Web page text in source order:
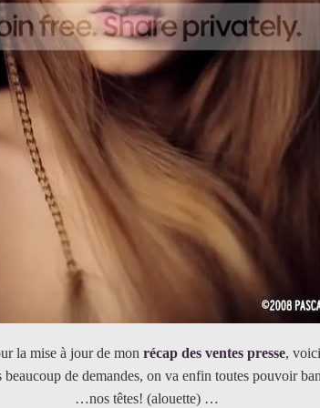
la mise à jour de mon récap des ventes presse,
beaucoup de demandes, on va enfin toutes pouvoir
…nos têtes! (alouette) …